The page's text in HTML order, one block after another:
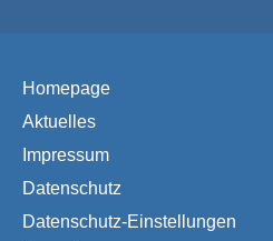
Homepage
Aktuelles
Impressum
Datenschutz
Datenschutz-Einstellungen